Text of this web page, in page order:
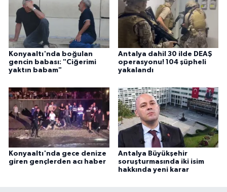
Konyaaltı'nda boğulan
gencin babası: "Ciğerimi
yaktın babam"
Antalya dahil 30 ilde DEAŞ
operasyonu! 104 şüpheli
yakalandı
Konyaaltı'nda gece denize
giren gençlerden acı haber
Antalya Büyükşehir
soruşturmasında iki isim
hakkında yeni karar